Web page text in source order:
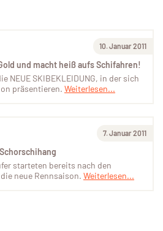
7. Januar 2011
starteten bereits nach den
neue Rennsaison. Weiterlesen...
10. Januar 2011
und macht heiß aufs Schifahren!
NEUE SKIBEKLEIDUNG, in der sich
präsentieren. Weiterlesen...